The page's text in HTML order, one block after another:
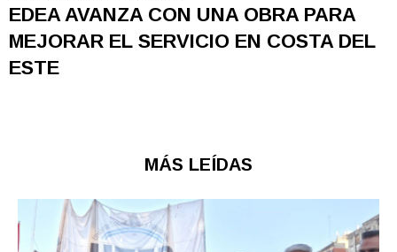
EDEA AVANZA CON UNA OBRA PARA
MEJORAR EL SERVICIO EN COSTA DEL
ESTE
MÁS LEÍDAS